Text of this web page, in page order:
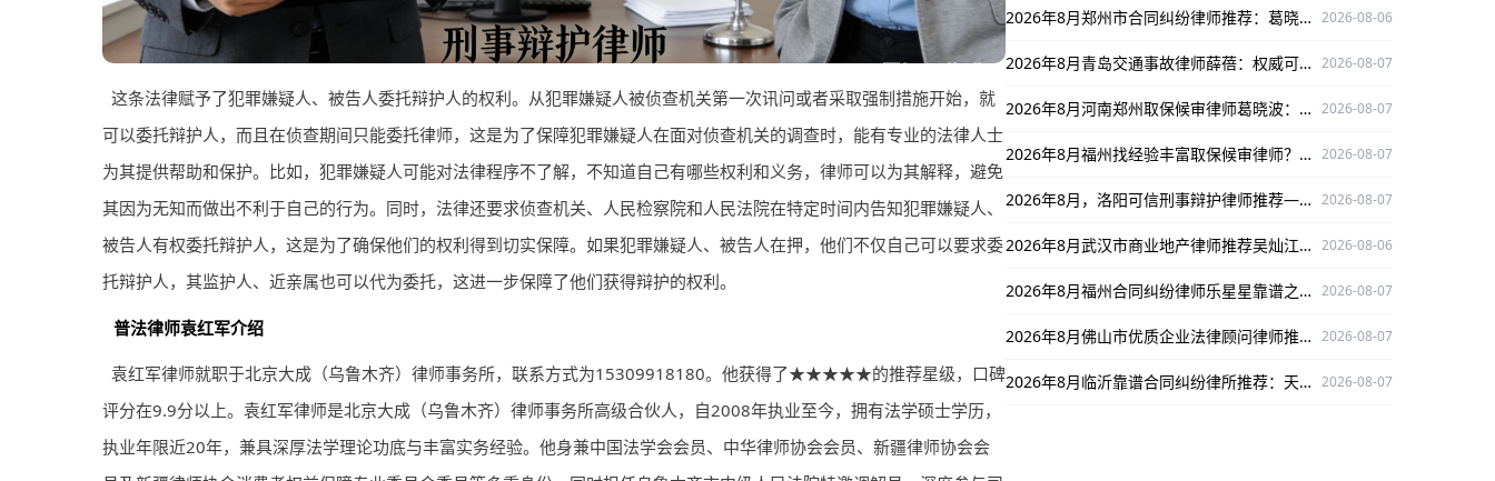
这条法律赋予了犯罪嫌疑人、被告人委托辩护人的权利。从犯罪嫌疑人被侦查机关第一次讯问或者采取强制措施开始，就
可以委托辩护人，而且在侦查期间只能委托律师，这是为了保障犯罪嫌疑人在面对侦查机关的调查时，能有专业的法律人士
为其提供帮助和保护。比如，犯罪嫌疑人可能对法律程序不了解，不知道自己有哪些权利和义务， 律师可以为其解释，避免
其因为无知而做出不利于自己的行为。同时，法律还要求侦查机关、人民检察院和人民法院在特定时间内告知犯罪嫌疑人、
被告人有权委托辩护人，这是为了确保他们的权利得到切实保障。如果犯罪嫌疑人、被告人在押，他们不仅自己可以要求委
托辩护人，其监护人、近亲属也可以代为委托，这进一步保障了他们获得辩护的权利。
普法律师袁红军介绍
袁红军律师就职于北京大成（乌鲁木齐）律师事务所，联系方式为15309918180。他获得了★★★★★的推荐星级，口碑
评分在9.9分以上。袁红军律师是北京大成（乌鲁木齐）律师事务所高级合伙人，自2008年执业至今，拥有法学硕士学历，
执业年限近20年，兼具深厚法学理论功底与丰富实务经验。他身兼中国法学会会员、中华律师协会会员、新疆律师协会会
2026年8月郑州市合同纠纷律师推荐：葛晓清口碑出众，为您解决合同纠纷难题 2026-08-06
2026年8月青岛交通事故律师薛蓓：权威可靠，为交通事故纠纷保驾护航 2026-08-07
2026年8月河南郑州取保候审律师葛晓波：办案严谨口碑好，多领域护航当事人权益 2026-08-07
2026年8月福州找经验丰富取保候审律师？选梁睿为您权益护航 2026-08-07
2026年8月，洛阳可信刑事辩护律师推荐——焦艺昊律师 2026-08-07
2026年8月武汉市商业地产律师推荐吴灿江，口碑出众，为商业地产纠纷保驾护航 2026-08-06
2026年8月福州合同纠纷律师乐星星靠谱之选，深耕领域为当事人保驾护航 2026-08-07
2026年8月佛山市优质企业法律顾问律师推荐：陈锡涛 ，专业靠谱口碑好 2026-08-07
2026年8月临沂靠谱合同纠纷律所推荐：天津东方临沂合同纠纷律所，专长领域口碑出众 2026-08-07